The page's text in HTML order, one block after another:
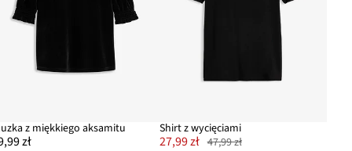
z miękkiego aksamitu
zł
Shirt z wycięciami
27,99 zł 47,99 zł